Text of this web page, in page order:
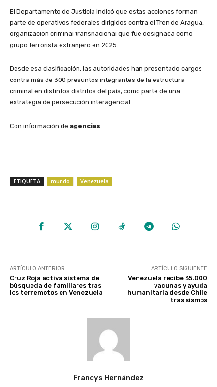
El Departamento de Justicia indicó que estas acciones forman
parte de operativos federales dirigidos contra el Tren de Aragua,
organización criminal transnacional que fue designada como
grupo terrorista extranjero en 2025.
Desde esa clasificación, las autoridades han presentado cargos
contra más de 300 presuntos integrantes de la estructura
criminal en distintos distritos del país, como parte de una
estrategia de persecución interagencial.
Con información de agencias
ETIQUETA mundo Venezuela
ARTÍCULO ANTERIOR
Cruz Roja activa sistema de
búsqueda de familiares tras
los terremotos en Venezuela
ARTÍCULO SIGUIENTE
Venezuela recibe 35.000
vacunas y ayuda
humanitaria desde Chile
tras sismos
Francys Hernández